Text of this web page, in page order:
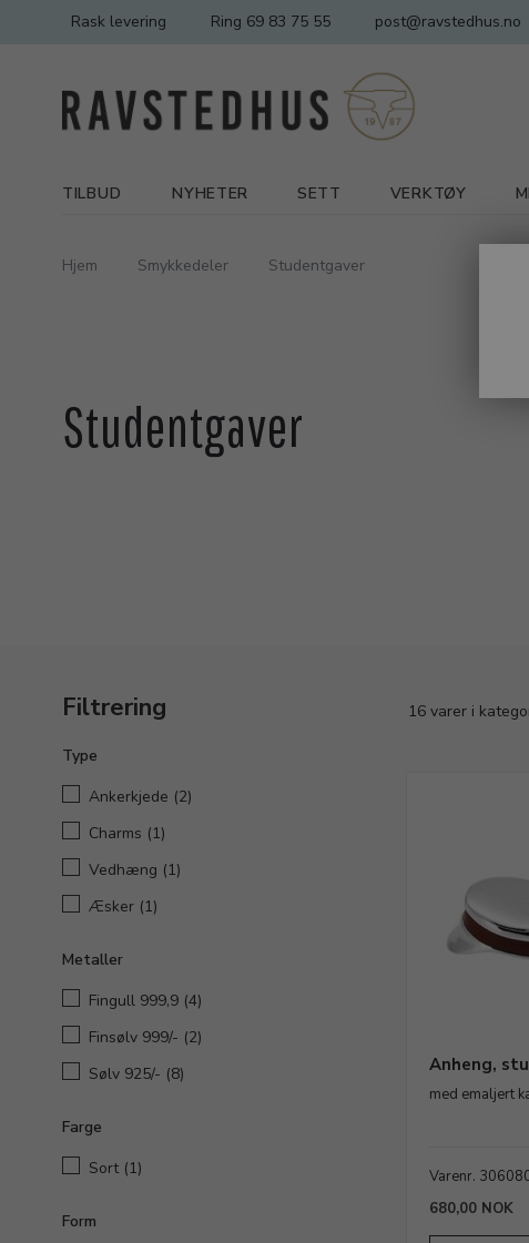
Rask levering Ring 69 83 75 55 post@ravstedhus.no
TILBUD NYHETER SETT VERKTØY
Hjem Smykkedeler Studentgaver
Studentgaver
Filtrering
Type
Ankerkjede (2)
Charms (1)
Vedhæng (1)
Æsker (1)
Metaller
Fingull 999,9 (4)
Finsølv 999/- (2)
Sølv 925/- (8)
Farge
Sort (1)
Form
16 varer i
Anheng,
med emaljert
Varenr.
680,00 NOK